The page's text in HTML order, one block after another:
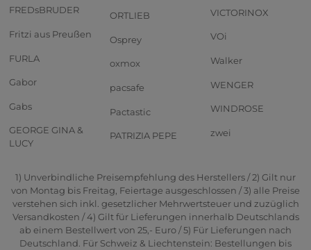
FREDsBRUDER
Fritzi aus Preußen
FURLA
Gabor
Gabs
GEORGE GINA &
LUCY
ORTLIEB
Osprey
oxmox
pacsafe
Pactastic
PATRIZIA PEPE
VICTORINOX
VOi
Walker
WENGER
WINDROSE
zwei
1) Unverbindliche Preisempfehlung des Herstellers / 2) Gilt nur
von Montag bis Freitag, Feiertage ausgeschlossen / 3) alle Preise
verstehen sich inkl. gesetzlicher Mehrwertsteuer und zuzüglich
Versandkosten / 4) Gilt für Lieferungen innerhalb Deutschlands
ab einem Bestellwert von 25,- Euro / 5) Für Lieferungen nach
Deutschland. Für Schweiz & Liechtenstein: Bestellungen bis